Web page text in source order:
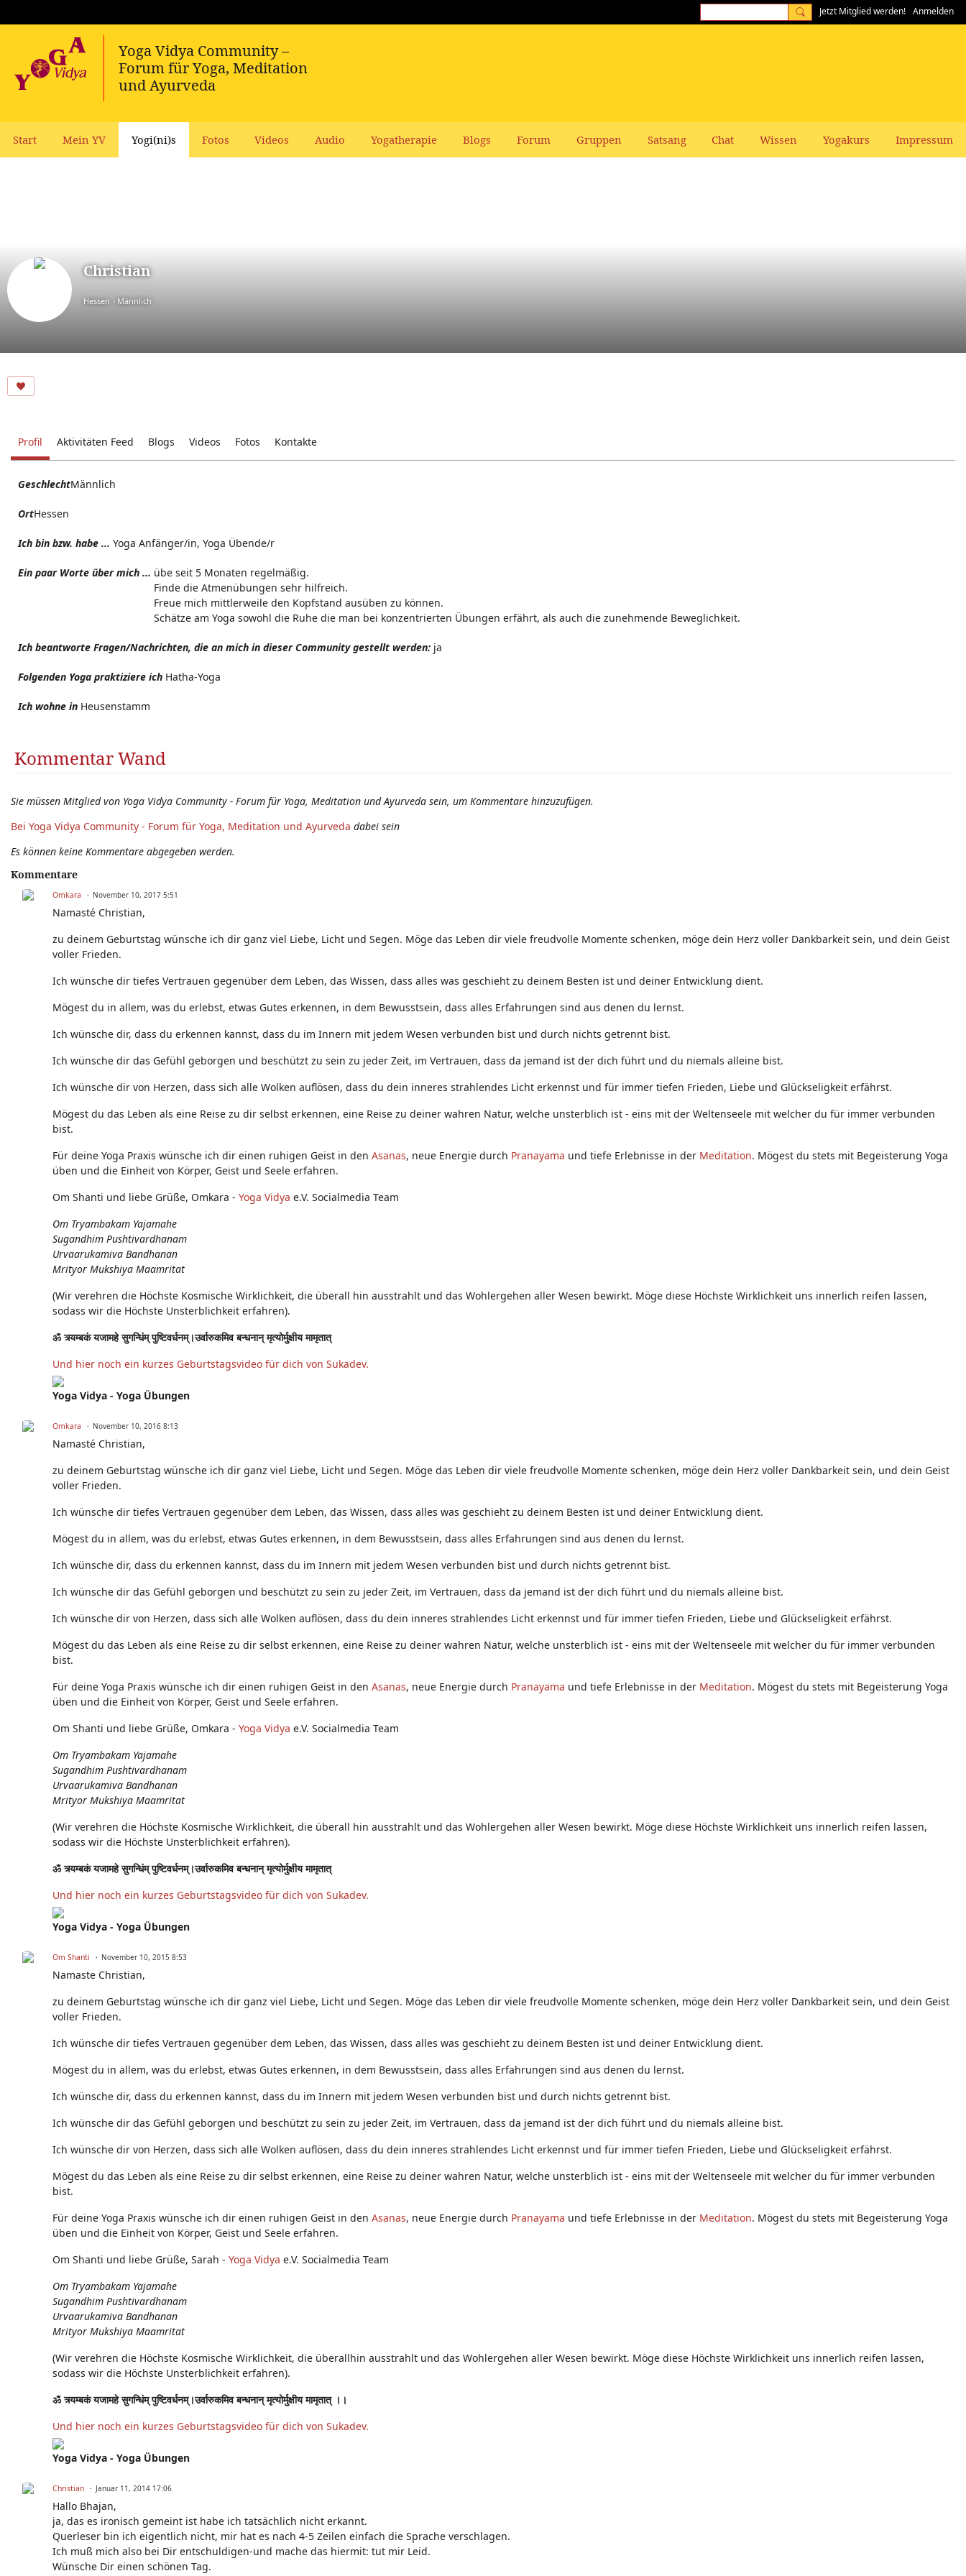
Jetzt Mitglied werden! Anmelden
Start Mein YV Yogi(ni)s Fotos Videos Audio Yogatherapie Blogs Forum Gruppen Satsang Chat Wissen Yogakurs Impressum
Christian
Hessen Männlich
Profil Aktivitäten Feed Blogs Videos Fotos Kontakte
GeschlechtMännlich
OrtHessen
Ich bin bzw. habe ... Yoga Anfänger/in, Yoga Übende/r
Ein paar Worte über mich ... übe seit 5 Monaten regelmäßig.
Finde die Atmenübungen sehr hilfreich.
Freue mich mittlerweile den Kopfstand ausüben zu können.
Schätze am Yoga sowohl die Ruhe die man bei konzentrierten Übungen erfährt, als auch die zunehmende Beweglichkeit.
Ich beantworte Fragen/Nachrichten, die an mich in dieser Community gestellt werden: ja
Folgenden Yoga praktiziere ich Hatha-Yoga
Ich wohne in Heusenstamm
Kommentar Wand
Sie müssen Mitglied von Yoga Vidya Community - Forum für Yoga, Meditation und Ayurveda sein, um Kommentare hinzuzufügen.
Bei Yoga Vidya Community - Forum für Yoga, Meditation und Ayurveda dabei sein
Es können keine Kommentare abgegeben werden.
Kommentare
Omkara November 10, 2017 5:51
Namasté Christian,
zu deinem Geburtstag wünsche ich dir ganz viel Liebe, Licht und Segen. Möge das Leben dir viele freudvolle Momente schenken, möge dein Herz voller Dankbarkeit sein, und dein Geist
voller Frieden.
Ich wünsche dir tiefes Vertrauen gegenüber dem Leben, das Wissen, dass alles was geschieht zu deinem Besten ist und deiner Entwicklung dient.
Mögest du in allem, was du erlebst, etwas Gutes erkennen, in dem Bewusstsein, dass alles Erfahrungen sind aus denen du lernst.
Ich wünsche dir, dass du erkennen kannst, dass du im Innern mit jedem Wesen verbunden bist und durch nichts getrennt bist.
Ich wünsche dir das Gefühl geborgen und beschützt zu sein zu jeder Zeit, im Vertrauen, dass da jemand ist der dich führt und du niemals alleine bist.
Ich wünsche dir von Herzen, dass sich alle Wolken auflösen, dass du dein inneres strahlendes Licht erkennst und für immer tiefen Frieden, Liebe und Glückseligkeit erfährst.
Mögest du das Leben als eine Reise zu dir selbst erkennen, eine Reise zu deiner wahren Natur, welche unsterblich ist - eins mit der Weltenseele mit welcher du für immer verbunden
bist.
Für deine Yoga Praxis wünsche ich dir einen ruhigen Geist in den Asanas, neue Energie durch Pranayama und tiefe Erlebnisse in der Meditation. Mögest du stets mit Begeisterung Yoga
üben und die Einheit von Körper, Geist und Seele erfahren.
Om Shanti und liebe Grüße, Omkara - Yoga Vidya e.V. Socialmedia Team
Om Tryambakam Yajamahe
Sugandhim Pushtivardhanam
Urvaarukamiva Bandhanan
Mrityor Mukshiya Maamritat
(Wir verehren die Höchste Kosmische Wirklichkeit, die überall hin ausstrahlt und das Wohlergehen aller Wesen bewirkt. Möge diese Höchste Wirklichkeit uns innerlich reifen lassen,
sodass wir die Höchste Unsterblichkeit erfahren).
ॐ त्र्यम्बकं यजामहे सुगन्धिंम् पुष्टिवर्धनम्।उर्वारुकमिव बन्धनान् मृत्योर्मुक्षीय मामृतात्
Und hier noch ein kurzes Geburtstagsvideo für dich von Sukadev.
Yoga Vidya - Yoga Übungen
Omkara November 10, 2016 8:13
Namasté Christian,
zu deinem Geburtstag wünsche ich dir ganz viel Liebe, Licht und Segen. Möge das Leben dir viele freudvolle Momente schenken, möge dein Herz voller Dankbarkeit sein, und dein Geist
voller Frieden.
Ich wünsche dir tiefes Vertrauen gegenüber dem Leben, das Wissen, dass alles was geschieht zu deinem Besten ist und deiner Entwicklung dient.
Mögest du in allem, was du erlebst, etwas Gutes erkennen, in dem Bewusstsein, dass alles Erfahrungen sind aus denen du lernst.
Ich wünsche dir, dass du erkennen kannst, dass du im Innern mit jedem Wesen verbunden bist und durch nichts getrennt bist.
Ich wünsche dir das Gefühl geborgen und beschützt zu sein zu jeder Zeit, im Vertrauen, dass da jemand ist der dich führt und du niemals alleine bist.
Ich wünsche dir von Herzen, dass sich alle Wolken auflösen, dass du dein inneres strahlendes Licht erkennst und für immer tiefen Frieden, Liebe und Glückseligkeit erfährst.
Mögest du das Leben als eine Reise zu dir selbst erkennen, eine Reise zu deiner wahren Natur, welche unsterblich ist - eins mit der Weltenseele mit welcher du für immer verbunden
bist.
Für deine Yoga Praxis wünsche ich dir einen ruhigen Geist in den Asanas, neue Energie durch Pranayama und tiefe Erlebnisse in der Meditation. Mögest du stets mit Begeisterung Yoga
üben und die Einheit von Körper, Geist und Seele erfahren.
Om Shanti und liebe Grüße, Omkara - Yoga Vidya e.V. Socialmedia Team
Om Tryambakam Yajamahe
Sugandhim Pushtivardhanam
Urvaarukamiva Bandhanan
Mrityor Mukshiya Maamritat
(Wir verehren die Höchste Kosmische Wirklichkeit, die überall hin ausstrahlt und das Wohlergehen aller Wesen bewirkt. Möge diese Höchste Wirklichkeit uns innerlich reifen lassen,
sodass wir die Höchste Unsterblichkeit erfahren).
ॐ त्र्यम्बकं यजामहे सुगन्धिंम् पुष्टिवर्धनम्।उर्वारुकमिव बन्धनान् मृत्योर्मुक्षीय मामृतात्
Und hier noch ein kurzes Geburtstagsvideo für dich von Sukadev.
Yoga Vidya - Yoga Übungen
Om Shanti November 10, 2015 8:53
Namaste Christian,
zu deinem Geburtstag wünsche ich dir ganz viel Liebe, Licht und Segen. Möge das Leben dir viele freudvolle Momente schenken, möge dein Herz voller Dankbarkeit sein, und dein Geist
voller Frieden.
Ich wünsche dir tiefes Vertrauen gegenüber dem Leben, das Wissen, dass alles was geschieht zu deinem Besten ist und deiner Entwicklung dient.
Mögest du in allem, was du erlebst, etwas Gutes erkennen, in dem Bewusstsein, dass alles Erfahrungen sind aus denen du lernst.
Ich wünsche dir, dass du erkennen kannst, dass du im Innern mit jedem Wesen verbunden bist und durch nichts getrennt bist.
Ich wünsche dir das Gefühl geborgen und beschützt zu sein zu jeder Zeit, im Vertrauen, dass da jemand ist der dich führt und du niemals alleine bist.
Ich wünsche dir von Herzen, dass sich alle Wolken auflösen, dass du dein inneres strahlendes Licht erkennst und für immer tiefen Frieden, Liebe und Glückseligkeit erfährst.
Mögest du das Leben als eine Reise zu dir selbst erkennen, eine Reise zu deiner wahren Natur, welche unsterblich ist - eins mit der Weltenseele mit welcher du für immer verbunden
bist.
Für deine Yoga Praxis wünsche ich dir einen ruhigen Geist in den Asanas, neue Energie durch Pranayama und tiefe Erlebnisse in der Meditation. Mögest du stets mit Begeisterung Yoga
üben und die Einheit von Körper, Geist und Seele erfahren.
Om Shanti und liebe Grüße, Sarah - Yoga Vidya e.V. Socialmedia Team
Om Tryambakam Yajamahe
Sugandhim Pushtivardhanam
Urvaarukamiva Bandhanan
Mrityor Mukshiya Maamritat
(Wir verehren die Höchste Kosmische Wirklichkeit, die überallhin ausstrahlt und das Wohlergehen aller Wesen bewirkt. Möge diese Höchste Wirklichkeit uns innerlich reifen lassen,
sodass wir die Höchste Unsterblichkeit erfahren).
ॐ त्र्यम्बकं यजामहे सुगन्धिंम् पुष्टिवर्धनम्।उर्वारुकमिव बन्धनान् मृत्योर्मुक्षीय मामृतात् ।।
Und hier noch ein kurzes Geburtstagsvideo für dich von Sukadev.
Yoga Vidya - Yoga Übungen
Christian Januar 11, 2014 17:06
Hallo Bhajan,
ja, das es ironisch gemeint ist habe ich tatsächlich nicht erkannt.
Querleser bin ich eigentlich nicht, mir hat es nach 4-5 Zeilen einfach die Sprache verschlagen.
Ich muß mich also bei Dir entschuldigen-und mache das hiermit: tut mir Leid.
Wünsche Dir einen schönen Tag.